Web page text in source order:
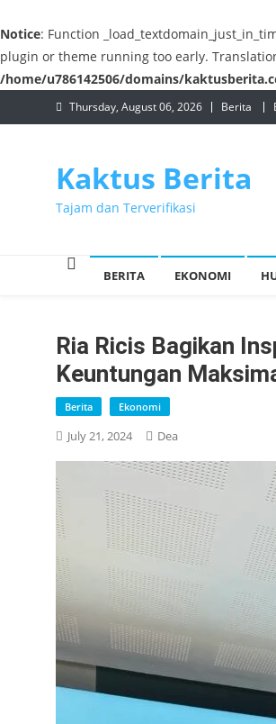
Notice: Function
plugin or theme running too early.
/home/u786142506/domains/
to
Thursday, August 06, 2026 Berita
Kaktus Berita
Tajam dan Terverifikasi
BERITA EKONOMI
Ria Ricis Bagikan
Keuntungan
Berita Ekonomi
July 21, 2024 Dea